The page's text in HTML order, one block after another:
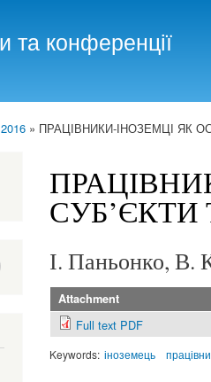
та конференції
» ПРАЦІВНИКИ-ІНОЗЕМЦІ ЯК
І. Паньонко, В.
Attachment
Full text PDF
Keywords: іноземець